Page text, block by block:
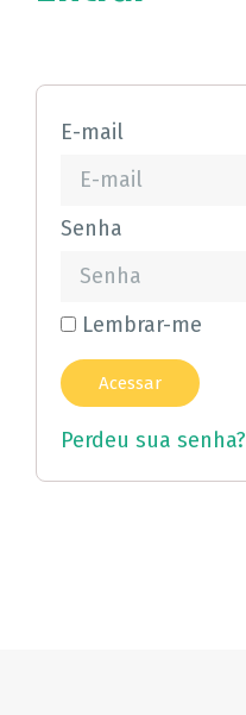
E-mail
Senha
Lembrar-me
Perdeu sua senha?